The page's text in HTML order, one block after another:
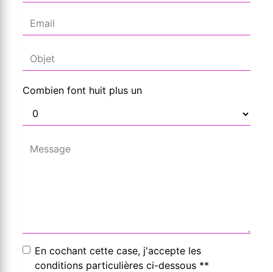
Combien font huit plus un
En cochant cette case, j'accepte les
conditions particulières ci-dessous **